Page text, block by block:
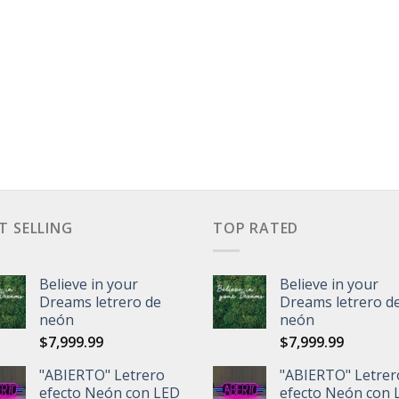
SELLING
Believe in your
Dreams letrero de
neón
$7,999.99
"ABIERTO" Letrero
efecto Neón con LED
TOP RATED
Believe in your
Dreams letrero
neón
$7,999.99
"ABIERTO"
efecto Neón con